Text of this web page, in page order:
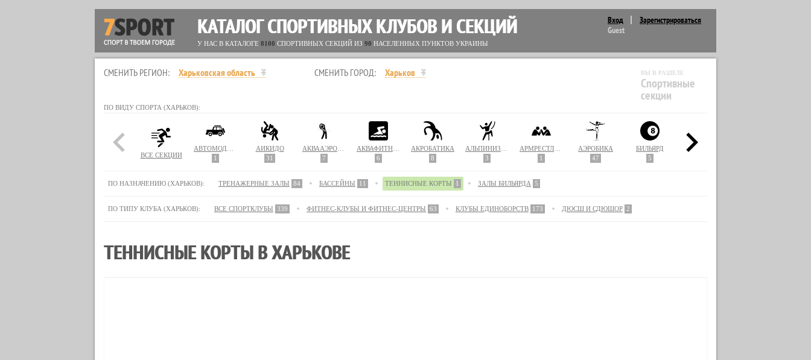
Вход
Зарегистрироваться
Guest
КАТАЛОГ СПОРТИВНЫХ КЛУБОВ И СЕКЦИЙ
У НАС В КАТАЛОГЕ 8100 СПОРТИВНЫХ СЕКЦИЙ ИЗ 90 НАСЕЛЕННЫХ ПУНКТОВ УКРАИНЫ
СМЕНИТЬ РЕГИОН: Харьковская область СМЕНИТЬ ГОРОД: Харьков ВЫ В РАЗДЕЛЕ
Спортивные
секции
ПО ВИДУ СПОРТА (ХАРЬКОВ):
ВСЕ СЕКЦИИ
1
АЙКИДО
31
7
6
АКРОБАТИКА
8
3
1
АЭРОБИКА
47
БИЛЬЯРД
5
ПО НАЗНАЧЕНИЮ (ХАРЬКОВ): ТРЕНАЖЕРНЫЕ ЗАЛЫ 84 БАССЕЙНЫ 11 ТЕННИСНЫЕ КОРТЫ 1 ЗАЛЫ БИЛЬЯРДА 5
ПО ТИПУ КЛУБА (ХАРЬКОВ): ВСЕ СПОРТКЛУБЫ 339 ФИТНЕС-КЛУБЫ И ФИТНЕС-ЦЕНТРЫ 63 КЛУБЫ ЕДИНОБОРСТВ 173 ДЮСШ И СДЮШОР 2
ТЕННИСНЫЕ КОРТЫ В ХАРЬКОВЕ